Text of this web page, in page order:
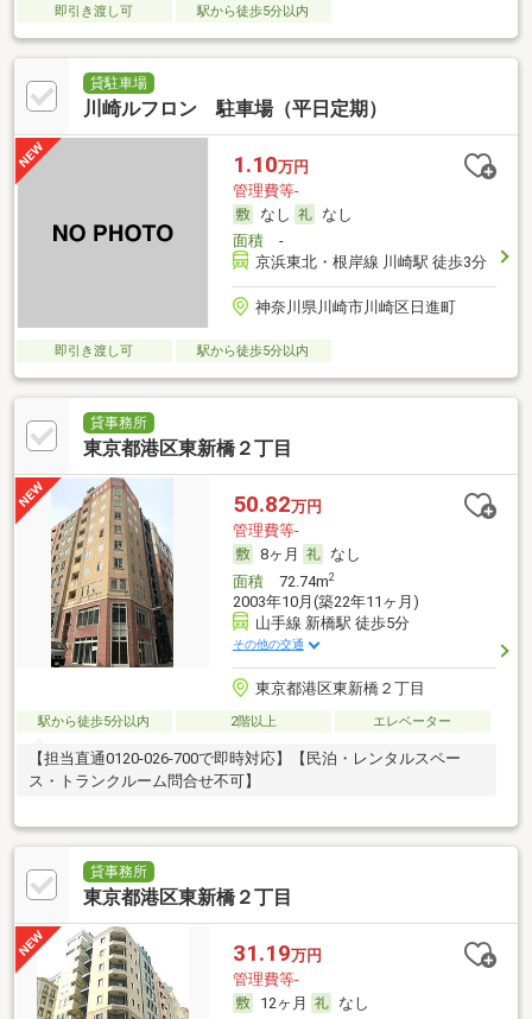
即引き渡し可 駅から徒歩5分以内
貸駐車場
川崎ルフロン 駐車場（平日定期）
1.10万円
管理費等-
なし
なし
面積-
京浜東北・根岸線 川崎駅 徒歩3分
神奈川県川崎市川崎区日進町
即引き渡し可 駅から徒歩5分以内
貸事務所
東京都港区東新橋２丁目
50.82万円
管理費等-
8ヶ月
なし
面積72.74m2
2003年10月(築22年11ヶ月)
山手線 新橋駅 徒歩5分
その他の交通
東京都港区東新橋２丁目
駅から徒歩5分以内 2階以上 エレベーター
【担当直通0120-026-700で即時対応】【民泊・レンタルスペー
ス・トランクルーム問合せ不可】
貸事務所
東京都港区東新橋２丁目
31.19万円
管理費等-
12ヶ月
なし